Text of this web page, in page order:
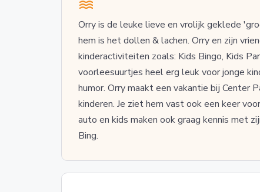
Orry is de leuke lieve en vrolijk geklede
hem is het dollen & lachen. Orry en zijn
kinderactiviteiten zoals: Kids Bingo, Kids
voorleesuurtjes heel erg leuk voor jonge
humor. Orry maakt een vakantie bij Center
kinderen. Je ziet hem vast ook een keer
auto en kids maken ook graag kennis met
Bing.